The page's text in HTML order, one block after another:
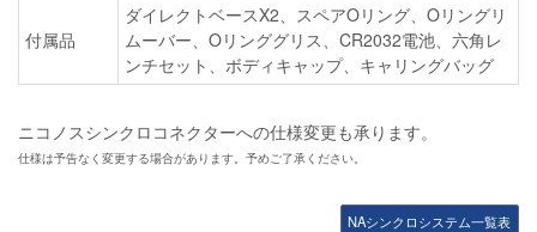
付属品
ダイレクトベースX2、スペアOリング、Oリングリ
ムーバー、Oリンググリス、CR2032電池、六角レ
ンチセット、ボディキャップ、キャリングバッグ
ニコノスシンクロコネクターへの仕様変更も承ります。
仕様は予告なく変更する場合があります。予めご了承ください。
NAシンクロシステム一覧表